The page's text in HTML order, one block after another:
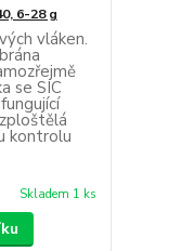
6-28 g
vláken.
se SIC
kontrolu
Skladem 1 ks